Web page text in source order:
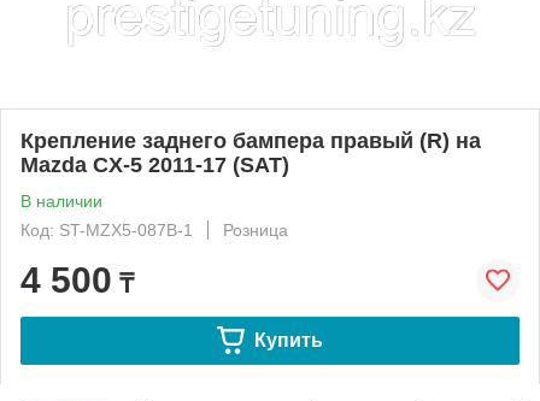
Крепление заднего бампера правый (R) на
Mazda CX-5 2011-17 (SAT)
В наличии
Код: ST-MZX5-087B-1
Розница
4 500 ₸
Купить